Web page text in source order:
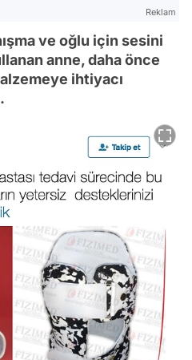
Reklam
ve oğlu için sesini
anne, daha önce
ihtiyacı